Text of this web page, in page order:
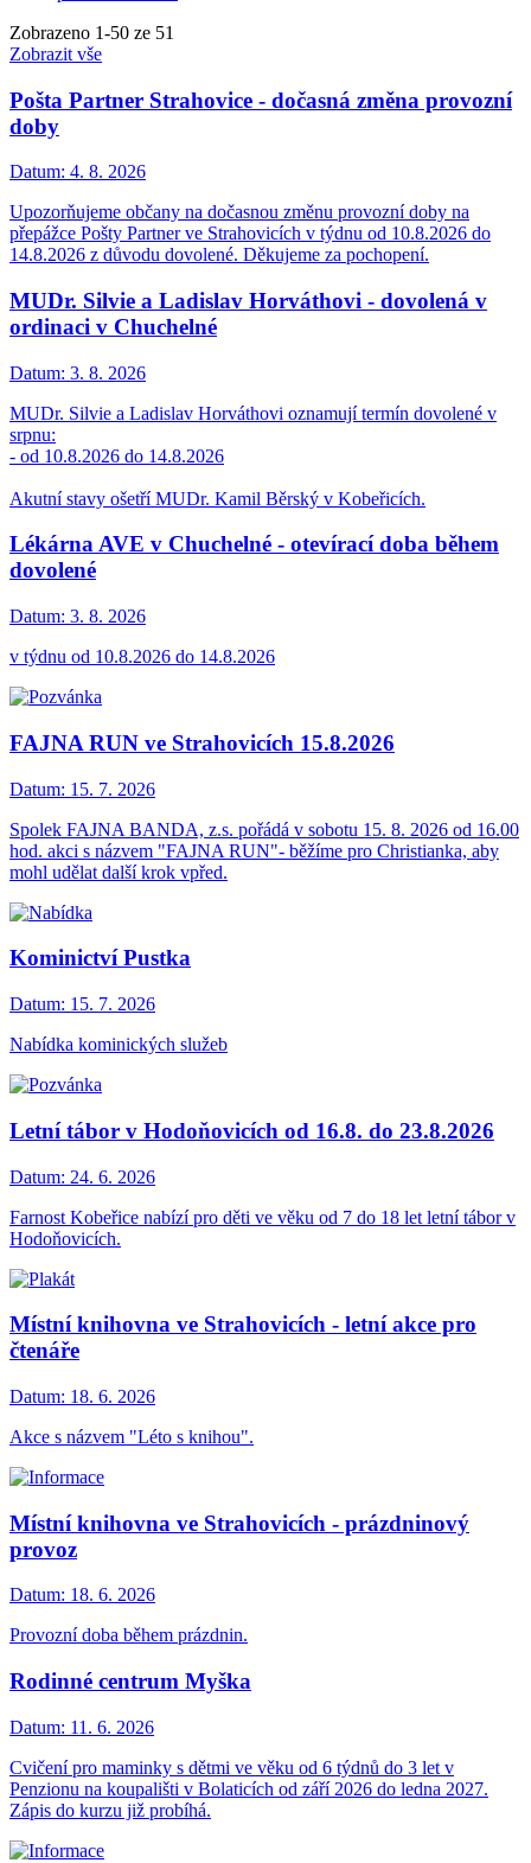
Zobrazeno 1-50 ze 51
Zobrazit vše
Pošta Partner Strahovice - dočasná změna provozní
doby
Datum: 4. 8. 2026
Upozorňujeme občany na dočasnou změnu provozní doby na
přepážce Pošty Partner ve Strahovicích v týdnu od 10.8.2026 do
14.8.2026 z důvodu dovolené. Děkujeme za pochopení.
MUDr. Silvie a Ladislav Horváthovi - dovolená v
ordinaci v Chuchelné
Datum: 3. 8. 2026
MUDr. Silvie a Ladislav Horváthovi oznamují termín dovolené v
srpnu:
- od 10.8.2026 do 14.8.2026
Akutní stavy ošetří MUDr. Kamil Běrský v Kobeřicích.
Lékárna AVE v Chuchelné - otevírací doba během
dovolené
Datum: 3. 8. 2026
v týdnu od 10.8.2026 do 14.8.2026
FAJNA RUN ve Strahovicích 15.8.2026
Datum: 15. 7. 2026
Spolek FAJNA BANDA, z.s. pořádá v sobotu 15. 8. 2026 od 16.00
hod. akci s názvem "FAJNA RUN"- běžíme pro Christianka, aby
mohl udělat další krok vpřed.
Kominictví Pustka
Datum: 15. 7. 2026
Nabídka kominických služeb
Letní tábor v Hodoňovicích od 16.8. do 23.8.2026
Datum: 24. 6. 2026
Farnost Kobeřice nabízí pro děti ve věku od 7 do 18 let letní tábor v
Hodoňovicích.
Místní knihovna ve Strahovicích - letní akce pro
čtenáře
Datum: 18. 6. 2026
Akce s názvem "Léto s knihou".
Místní knihovna ve Strahovicích - prázdninový
provoz
Datum: 18. 6. 2026
Provozní doba během prázdnin.
Rodinné centrum Myška
Datum: 11. 6. 2026
Cvičení pro maminky s dětmi ve věku od 6 týdnů do 3 let v
Penzionu na koupališti v Bolaticích od září 2026 do ledna 2027.
Zápis do kurzu již probíhá.